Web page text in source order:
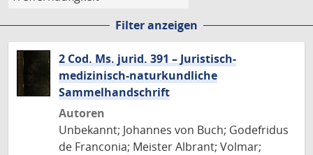
Filter anzeigen
2 Cod. Ms. jurid. 391 – Juristisch-
medizinisch-naturkundliche
Sammelhandschrift
Autoren
Unbekannt; Johannes von Buch; Godefridus
de Franconia; Meister Albrant; Volmar;